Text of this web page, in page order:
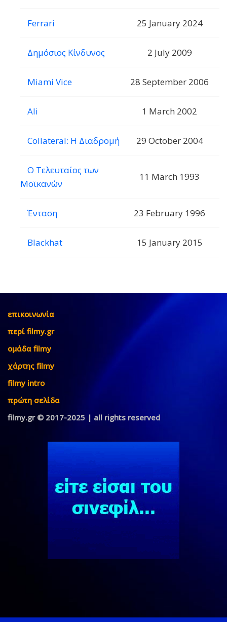
Ferrari 25 January 2024
Δημόσιος Κίνδυνος 2 July 2009
Miami Vice 28 September 2006
Ali 1 March 2002
Collateral: Η Διαδρομή 29 October 2004
Ο Τελευταίος των
Μοϊκανών
11 March 1993
Ένταση 23 February 1996
Blackhat 15 January 2015
επικοινωνία
περί filmy.gr
ομάδα filmy
χάρτης filmy
filmy intro
πρώτη σελίδα
filmy.gr © 2017-2025 | all rights reserved